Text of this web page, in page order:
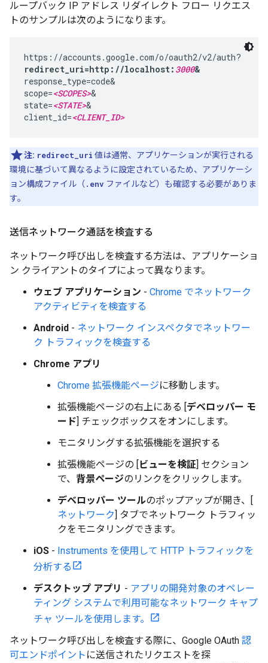
ループバック IP アドレス リダイレクト フロー リクエス
トのサンプルは次のようになります。
redirect_uri=http://localhost: 3000&
response_type=code&
scope=<SCOPES>&
state=<STATE>&
client_id=<CLIENT_ID>
注: redirect_uri 値は通常、アプリケーションが実行される
環境に基づいて異なるように設定されているため、アプリケーシ
ョン構成ファイル（ .env ファイルなど）も確認する必要がありま
す。
送信ネットワーク通話を検査する
ネットワーク呼び出しを検査する方法は、アプリケーショ
ン クライアントのタイプによって異なります。
ウェブ アプリケーション - Chrome でネットワーク
アクティビティを検査する
Android - ネットワーク インスペクタでネットワー
ク トラフィックを検査する
Chrome アプリ
Chrome 拡張機能ページに移動します。
拡張機能ページの右上にある [デベロッパー モ
ード] チェックボックスをオンにします。
モニタリングする拡張機能を選択する
拡張機能ページの [ビューを検証] セクション
で、 背景ページのリンクをクリックします。
デベロッパー ツールのポップアップが開き、[
ネットワーク] タブでネットワーク トラフィッ
クをモニタリングできます。
iOS - Instruments を使用して HTTP トラフィックを
分析する
デスクトップ アプリ - アプリの開発対象のオペレー
ティング システムで利用可能なネットワーク キャプ
チャ ツールを使用します。
ネットワーク呼び出しを検査する際に、Google OAuth 認
可エンドポイント に送信されたリクエストを探